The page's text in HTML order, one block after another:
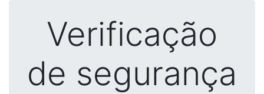
Verificação
de segurança